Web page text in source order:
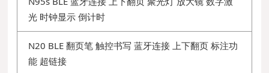
光 时钟显示 倒计时
N20 BLE 翻页笔 触控书写 蓝牙连接 上下翻页 标注功
能 超链接